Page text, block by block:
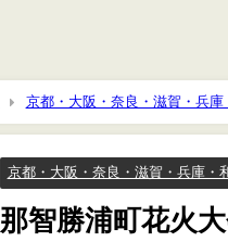
京都・大阪・奈良・滋賀・兵庫
京都・大阪・奈良・滋賀・兵庫・
那智勝浦町花火